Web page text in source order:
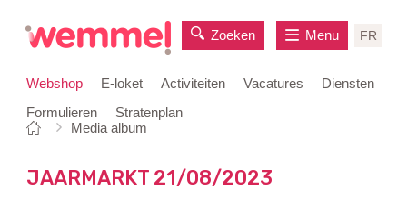
Webshop E-loket Activiteiten Vacatures
Diensten
Formulieren
Stratenplan
Zoeken FR
Menu
Je
hier:
Startpagina
Media album
JAARMARKT 21/08/2023